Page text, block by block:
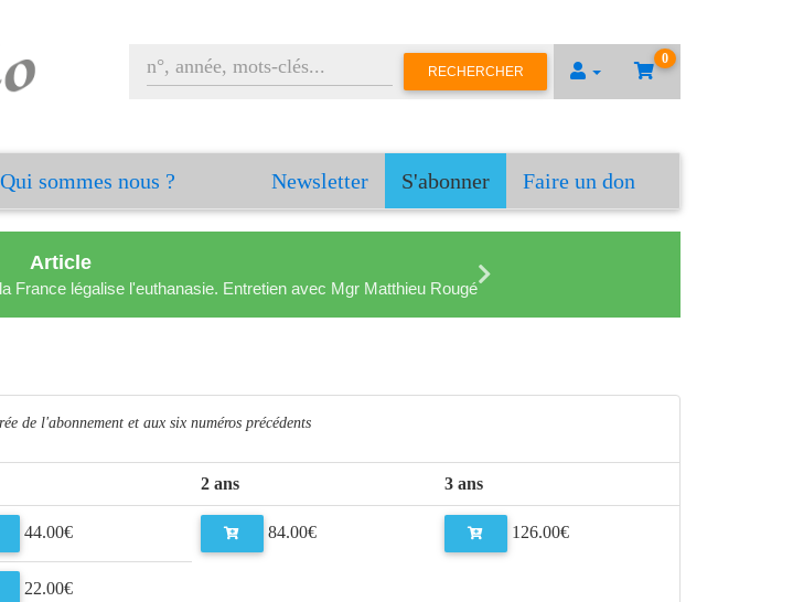
0
RECHERCHER
Qui sommes nous ? Newsletter S'abonner Faire un don
Article
France légalise l'euthanasie. Entretien avec Mgr Matthieu Rougé
de l'abonnement et aux six numéros précédents
2 ans 3 ans
44.00€ 84.00€ 126.00€
22.00€